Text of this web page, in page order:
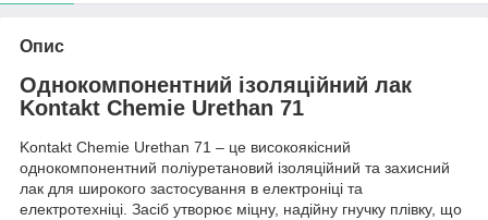
Опис
Однокомпонентний ізоляційний лак
Kontakt Chemie Urethan 71
Kontakt Chemie Urethan 71 – це високоякісний
однокомпонентний поліуретановий ізоляційний та захисний
лак для широкого застосування в електроніці та
електротехніці. Засіб утворює міцну, надійну гнучку плівку, що